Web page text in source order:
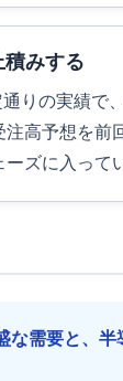
みする
りの実績で
高予想を前
ズに入って
な需要と、